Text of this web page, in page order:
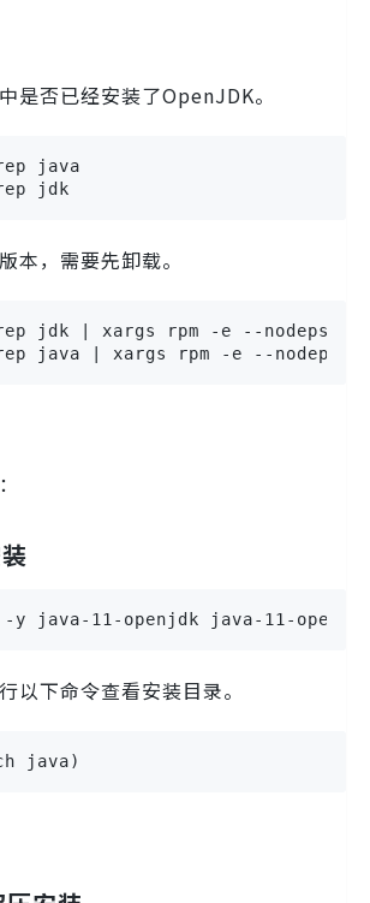
是否已经安装了OpenJDK。
java
jdk
本，需要先卸载。
jdk | xargs rpm -e --nodeps
java | xargs rpm -e --nodeps
java-11-openjdk java-11-
以下命令查看安装目录。
java)